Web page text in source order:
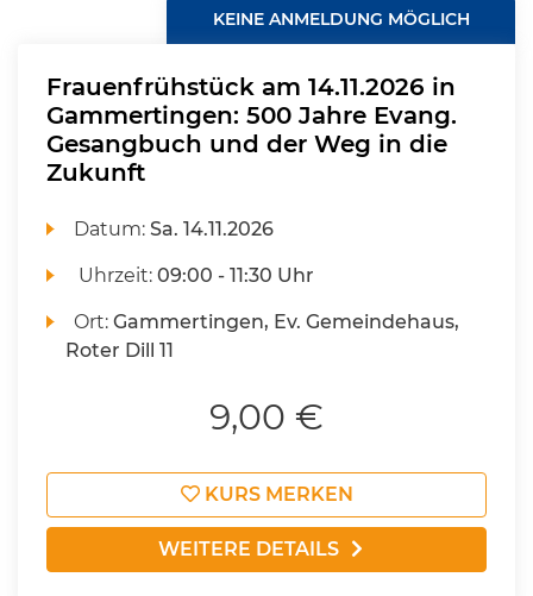
KEINE ANMELDUNG MÖGLICH
Frauenfrühstück am 14.11.2026 in
Gammertingen: 500 Jahre Evang.
Gesangbuch und der Weg in die
Zukunft
Datum:Sa. 14.11.2026
Uhrzeit:09:00 - 11:30 Uhr
Ort:Gammertingen, Ev. Gemeindehaus,
Roter Dill 11
9,00 €
KURS MERKEN
WEITERE DETAILS